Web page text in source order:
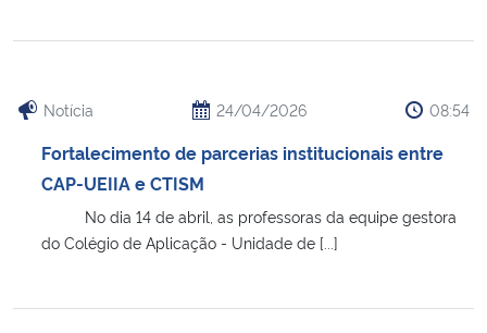
Gabinete de Segurança Institucional
Advocacia-Geral da União
Banco Central do Brasil
Notícia 24/04/2026 08:54
Fortalecimento de parcerias institucionais entre
CAP-UEIIA e CTISM
No dia 14 de abril, as professoras da equipe gestora
do Colégio de Aplicação - Unidade de [...]